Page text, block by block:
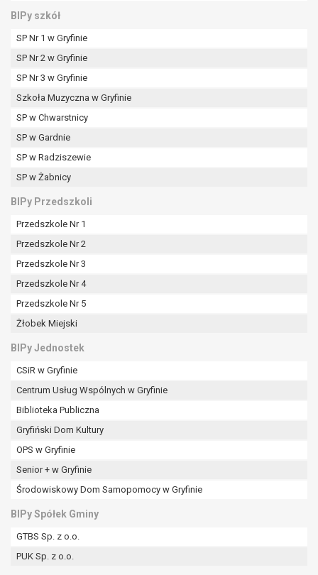
BIPy szkół
SP Nr 1 w Gryfinie
SP Nr 2 w Gryfinie
SP Nr 3 w Gryfinie
Szkoła Muzyczna w Gryfinie
SP w Chwarstnicy
SP w Gardnie
SP w Radziszewie
SP w Żabnicy
BIPy Przedszkoli
Przedszkole Nr 1
Przedszkole Nr 2
Przedszkole Nr 3
Przedszkole Nr 4
Przedszkole Nr 5
Żłobek Miejski
BIPy Jednostek
CSiR w Gryfinie
Centrum Usług Wspólnych w Gryfinie
Biblioteka Publiczna
Gryfiński Dom Kultury
OPS w Gryfinie
Senior + w Gryfinie
Środowiskowy Dom Samopomocy w Gryfinie
BIPy Spółek Gminy
GTBS Sp. z o.o.
PUK Sp. z o.o.
przetwarzania, którego dokonano na podstawie
zgody przed jej cofnięciem.
organu nadzorczego na niezgodne z prawem
przetwarzanie Pani/Pana danych osobowych
przez administratora.
Organem właściwym do wniesienia skargi jest
dane osobowe, podanie danych osobowych jest
dobrowolne albo jest wymogiem ustawowym lub
Pani/Pana dane nie będą poddawane
zautomatyzowanemu podejmowaniu decyzji, w
tym również profilowaniu.